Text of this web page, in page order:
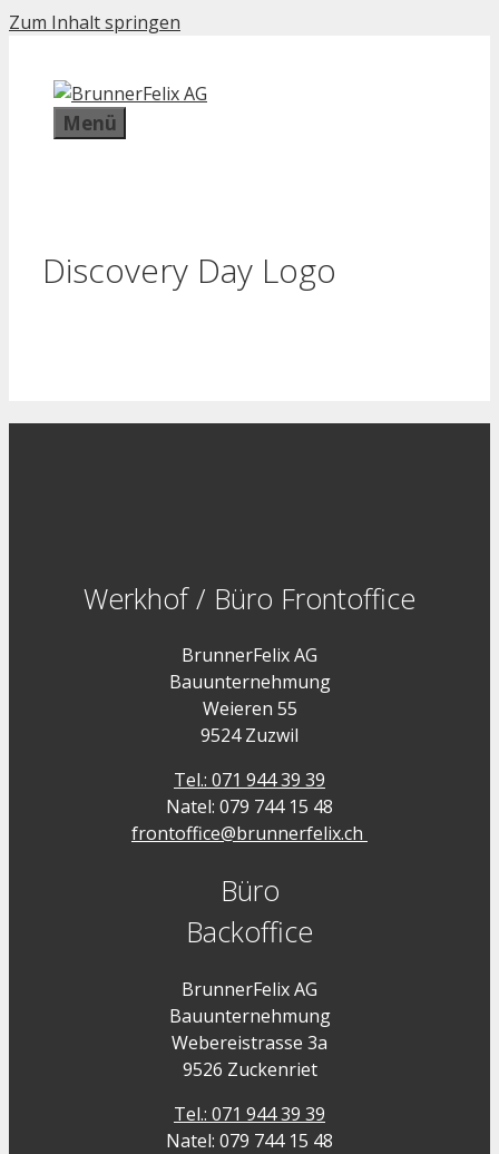
Zum Inhalt springen
Menü
Discovery Day Logo
Werkhof / Büro Frontoffice
BrunnerFelix AG
Bauunternehmung
Weieren 55
9524 Zuzwil
Tel.: 071 944 39 39
Natel: 079 744 15 48
frontoffice@brunnerfelix.ch
Büro
Backoffice
BrunnerFelix AG
Bauunternehmung
Webereistrasse 3a
9526 Zuckenriet
Tel.: 071 944 39 39
Natel: 079 744 15 48